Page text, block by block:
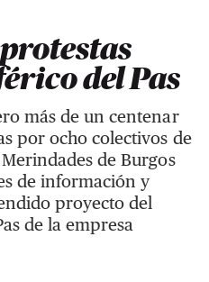
del Pas
más de un centenar
por ocho colectivos de
de Burgos
de información y
proyecto del
de la empresa